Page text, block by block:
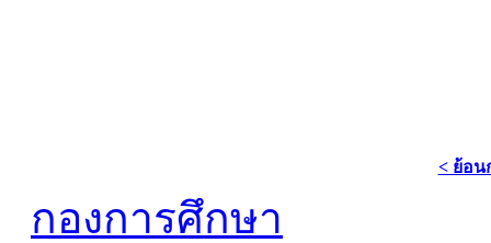
< ย้อน
กองการศึกษา